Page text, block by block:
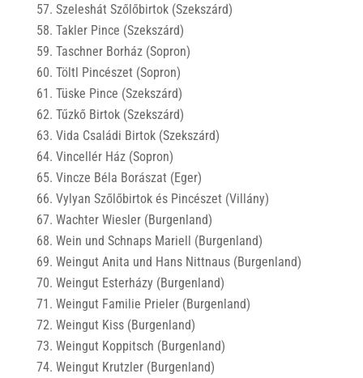
Szeleshát Szőlőbirtok (Szekszárd)
Takler Pince (Szekszárd)
Taschner Borház (Sopron)
Töltl Pincészet (Sopron)
Tüske Pince (Szekszárd)
Tűzkő Birtok (Szekszárd)
Vida Családi Birtok (Szekszárd)
Vincellér Ház (Sopron)
Vincze Béla Borászat (Eger)
Vylyan Szőlőbirtok és Pincészet (Villány)
Wachter Wiesler (Burgenland)
Wein und Schnaps Mariell (Burgenland)
Weingut Anita und Hans Nittnaus (Burgenland)
Weingut Esterházy (Burgenland)
Weingut Familie Prieler (Burgenland)
Weingut Kiss (Burgenland)
Weingut Koppitsch (Burgenland)
Weingut Krutzler (Burgenland)